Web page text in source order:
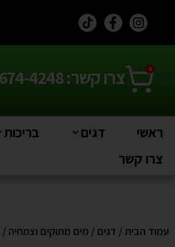
0 צרו קשר: 08-674-4248
ראשי דגים בריכות
צרו קשר
עמוד הבית/ דגים / מים מתוקים וצמחיה /